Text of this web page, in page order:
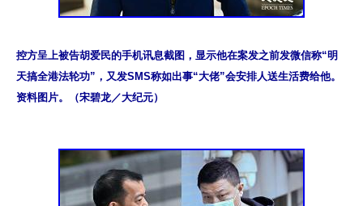
控方呈上被告胡爱民的手机讯息截图，显示他在案发之前发微信称“明
天搞全港法轮功”，又发SMS称如出事“大佬”会安排人送生活费给他。
资料图片。（宋碧龙／大纪元）